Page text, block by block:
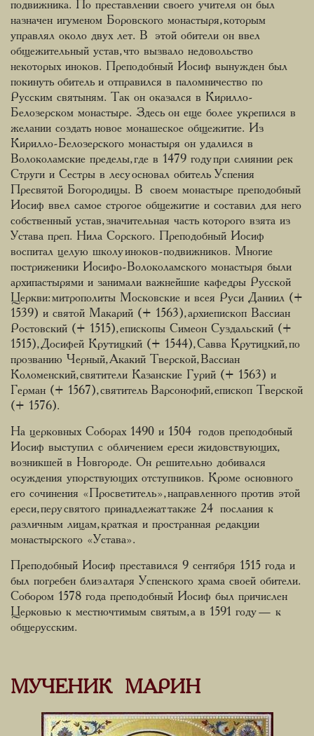
подвижника. По преставлении своего учителя он был
назначен игуменом Боровского монастыря, которым
управлял около двух лет. В этой обители он ввел
общежительный устав, что вызвало недовольство
некоторых иноков. Преподобный Иосиф вынужден был
покинуть обитель и отправился в паломничество по
Русским святыням. Так он оказался в Кирилло-
Белозерском монастыре. Здесь он еще более укрепился в
желании создать новое монашеское общежитие. Из
Кирилло-Белозерского монастыря он удалился в
Волоколамские пределы, где в 1479 году при слиянии рек
Струги и Сестры в лесу основал обитель Успения
Пресвятой Богородицы. В своем монастыре преподобный
Иосиф ввел самое строгое общежитие и составил для него
собственный устав, значительная часть которого взята из
Устава преп. Нила Сорского. Преподобный Иосиф
воспитал целую школу иноков-подвижников. Многие
постриженики Иосифо-Волоколамского монастыря были
архипастырями и занимали важнейшие кафедры Русской
Церкви: митрополиты Московские и всея Руси Даниил (+
1539) и святой Макарий (+ 1563), архиепископ Вассиан
Ростовский (+ 1515), епископы Симеон Суздальский (+
1515), Досифей Крутицкий (+ 1544), Савва Крутицкий, по
прозванию Черный, Акакий Тверской, Вассиан
Коломенский, святители Казанские Гурий (+ 1563) и
Герман (+ 1567), святитель Варсонофий, епископ Тверской
(+ 1576).
На церковных Соборах 1490 и 1504 годов преподобный
Иосиф выступил с обличением ереси жидовствующих,
возникшей в Новгороде. Он решительно добивался
осуждения упорствующих отступников. Кроме основного
его сочинения «Просветитель», направленного против этой
ереси, перу святого принадлежат также 24 послания к
различным лицам, краткая и пространная редакции
монастырского «Устава».
Преподобный Иосиф преставился 9 сентября 1515 года и
был погребен близ алтаря Успенского храма своей обители.
Собором 1578 года преподобный Иосиф был причислен
Церковью к местночтимым святым, а в 1591 году — к
общерусским.
МУЧЕНИК МАРИН